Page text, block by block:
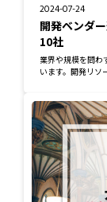
2024-07-24
開発ベンダ
10社
業界や規模を問わ
います。開発リソ